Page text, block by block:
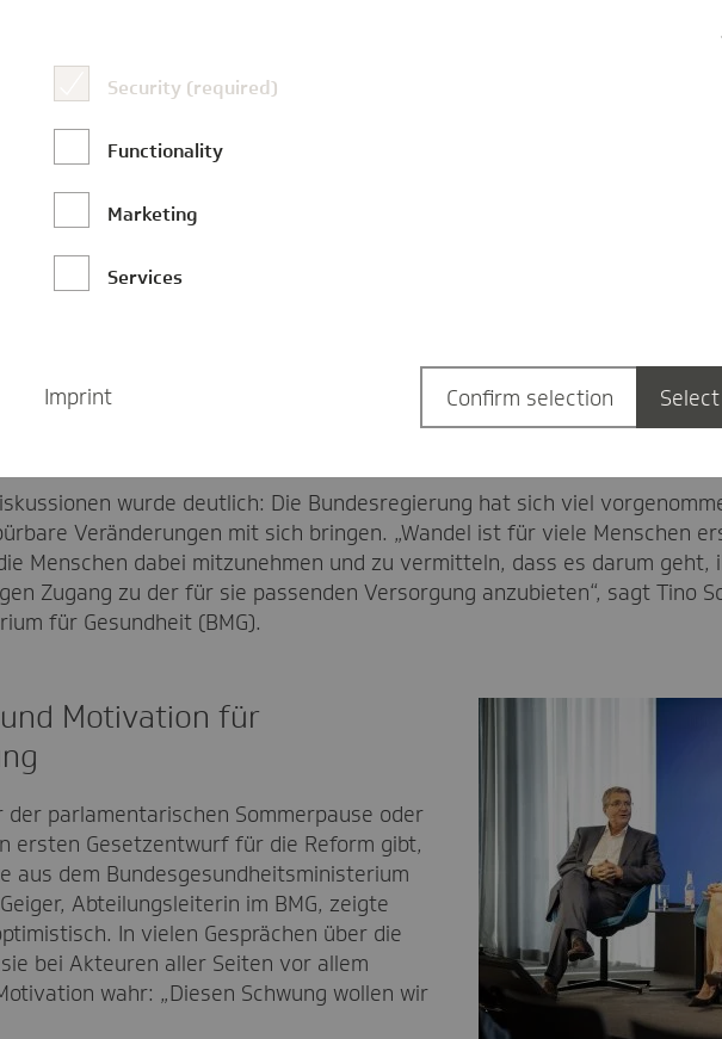
Dr. Jens Baas, Dr. Klaus Reinhardt und Tino Sorge,
Prof. Dr. Jonas Schreyögg,
for Health Economics (HCHE),
Das morgen
Wie die
wurde in der
durchspielen und so
Rückenverletzung am
Abfrage der Symptome
Rückenverletzung wird
Wandel
wurde deutlich: Die Bundesregierung hat sich viel
Veränderungen mit sich bringen. „Wandel ist für viele Menschen
Menschen dabei mitzunehmen und zu vermitteln, dass es darum geht,
Zugang zu der für sie passenden Versorgung anzubieten“, sagt Tino
für Gesundheit (BMG).
Motivation für
der parlamentarischen Sommerpause oder
ersten Gesetzentwurf für die Reform gibt,
aus dem Bundesgesundheitsministerium
Abteilungsleiterin im BMG, zeigte
In vielen Gesprächen über die
bei Akteuren aller Seiten vor allem
wahr: „Diesen Schwung wollen wir
Security (required)
Functionality
Marketing
Services
Imprint Confirm selection